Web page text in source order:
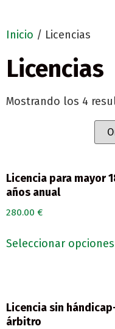
Inicio / Licencias
Licencias
Mostrando los 4
Licencia para mayor
años anual
280.00 €
Seleccionar opciones
Licencia sin
árbitro